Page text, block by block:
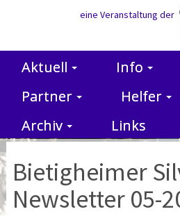
eine Veranstaltung der
Aktuell Info
Partner
Helfer
Archiv
Links
Bietigheimer
Newsletter 05-